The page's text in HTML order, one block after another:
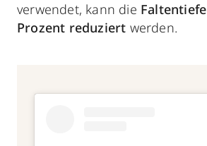
verwendet, kann die Faltentiefe
Prozent reduziert werden.